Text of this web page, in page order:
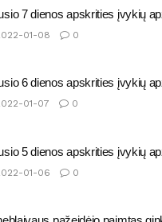
7 dienos apskrities įvykių
01-08 0
6 dienos apskrities įvykių
01-07 0
5 dienos apskrities įvykių
01-06 0